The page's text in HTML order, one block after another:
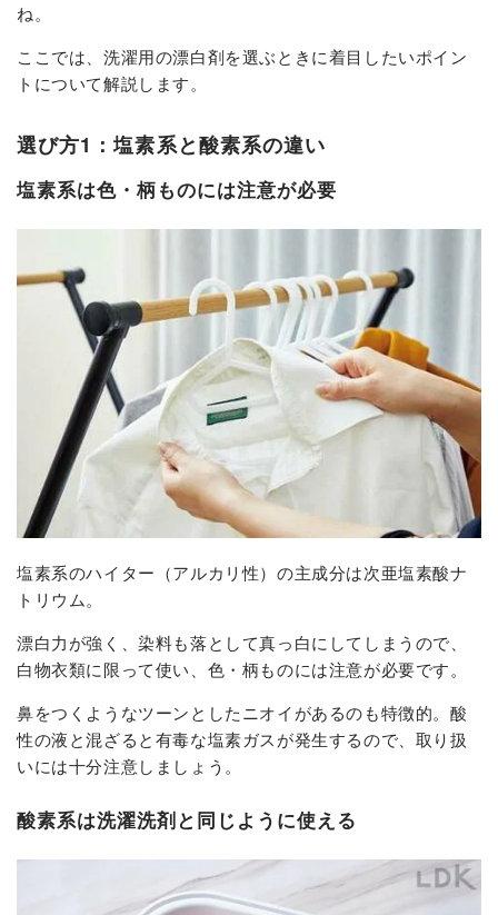
ね。
ここでは、洗濯用の漂白剤を選ぶときに着目したいポイン
トについて解説します。
選び方1：塩素系と酸素系の違い
塩素系は色・柄ものには注意が必要
塩素系のハイター（アルカリ性）の主成分は次亜塩素酸ナ
トリウム。
漂白力が強く、染料も落として真っ白にしてしまうので、
白物衣類に限って使い、色・柄ものには注意が必要です。
鼻をつくようなツーンとしたニオイがあるのも特徴的。酸
性の液と混ざると有毒な塩素ガスが発生するので、取り扱
いには十分注意しましょう。
酸素系は洗濯洗剤と同じように使える